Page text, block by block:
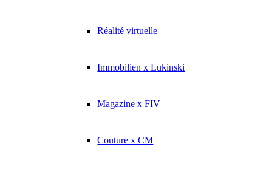
Réalité virtuelle
Immobilien x Lukinski
Magazine x FIV
Couture x CM